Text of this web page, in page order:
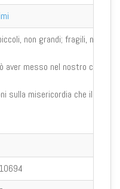
non grandi; fragili, non
aver messo nel nostro cuore
sulla misericordia che il libro